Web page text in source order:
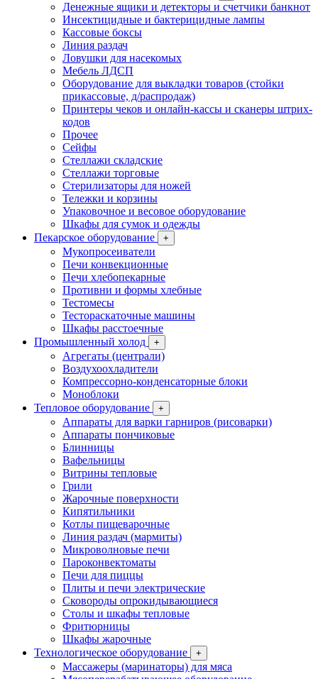
Денежные ящики и детекторы и счетчики банкнот
Инсектицидные и бактерицидные лампы
Кассовые боксы
Линия раздач
Ловушки для насекомых
Мебель ЛДСП
Оборудование для выкладки товаров (стойки
прикассовые, д/распродаж)
Принтеры чеков и онлайн-кассы и сканеры штрих-
кодов
Прочее
Сейфы
Стеллажи складские
Стеллажи торговые
Стерилизаторы для ножей
Тележки и корзины
Упаковочное и весовое оборудование
Шкафы для сумок и одежды
Пекарское оборудование
+
Мукопросеиватели
Печи конвекционные
Печи хлебопекарные
Противни и формы хлебные
Тестомесы
Тестораскаточные машины
Шкафы расстоечные
Промышленный холод
+
Агрегаты (централи)
Воздухоохладители
Компрессорно-конденсаторные блоки
Моноблоки
Тепловое оборудование
+
Аппараты для варки гарниров (рисоварки)
Аппараты пончиковые
Блинницы
Вафельницы
Витрины тепловые
Грили
Жарочные поверхности
Кипятильники
Котлы пищеварочные
Линия раздач (мармиты)
Микроволновые печи
Пароконвектоматы
Печи для пиццы
Плиты и печи электрические
Сковороды опрокидывающиеся
Столы и шкафы тепловые
Фритюрницы
Шкафы жарочные
Технологическое оборудование
+
Массажеры (маринаторы) для мяса